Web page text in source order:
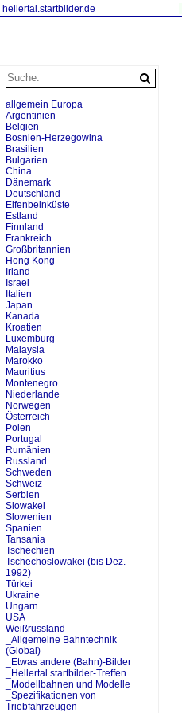
hellertal.startbilder.de
allgemein Europa
Argentinien
Belgien
Bosnien-Herzegowina
Brasilien
Bulgarien
China
Dänemark
Deutschland
Elfenbeinküste
Estland
Finnland
Frankreich
Großbritannien
Hong Kong
Irland
Israel
Italien
Japan
Kanada
Kroatien
Luxemburg
Malaysia
Marokko
Mauritius
Montenegro
Niederlande
Norwegen
Österreich
Polen
Portugal
Rumänien
Russland
Schweden
Schweiz
Serbien
Slowakei
Slowenien
Spanien
Tansania
Tschechien
Tschechoslowakei (bis Dez.
1992)
Türkei
Ukraine
Ungarn
USA
Weißrussland
_Allgemeine Bahntechnik
(Global)
_Etwas andere (Bahn)-Bilder
_Hellertal startbilder-Treffen
_Modellbahnen und Modelle
_Spezifikationen von
Triebfahrzeugen